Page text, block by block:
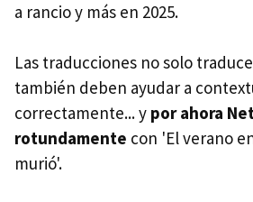
a rancio y más en 2025.
Las traducciones no solo
también deben ayudar a
correctamente... y por ahora
rotundamente con 'El verano
murió'.